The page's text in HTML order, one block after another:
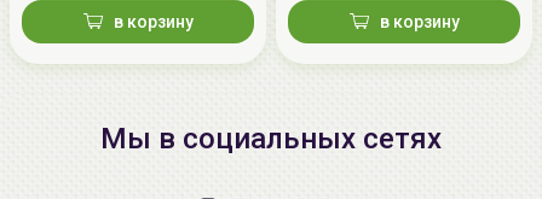
в корзину в корзину
Мы в социальных сетях